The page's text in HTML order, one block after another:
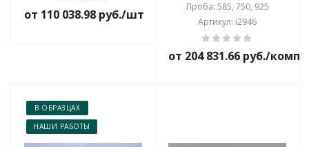
от 110 038.98 руб./шт
Проба: 585, 750, 925
Артикул: i2946
от 204 831.66 руб./
В ОБРАЗЦАХ
НАШИ РАБОТЫ